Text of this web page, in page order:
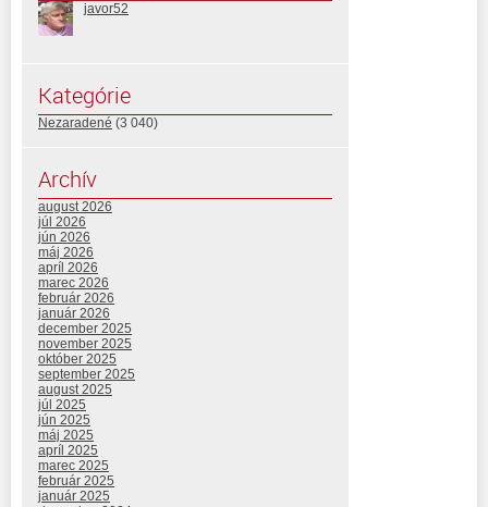
javor52
Kategórie
Nezaradené (3 040)
Archív
august 2026
júl 2026
jún 2026
máj 2026
apríl 2026
marec 2026
február 2026
január 2026
december 2025
november 2025
október 2025
september 2025
august 2025
júl 2025
jún 2025
máj 2025
apríl 2025
marec 2025
február 2025
január 2025